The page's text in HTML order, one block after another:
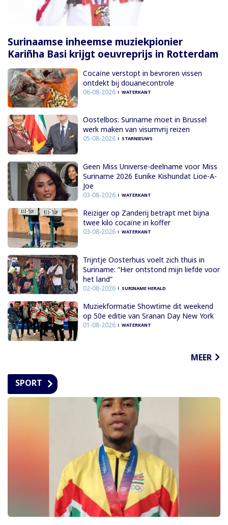
Surinaamse inheemse muziekpionier
Kariñha Basi krijgt oeuvreprijs in Rotterdam
Cocaïne verstopt in bevroren vissen
ontdekt bij douanecontrole
06-08-2026 WATERKANT
Oostelbos: Suriname moet in Brussel
werk maken van visumvrij reizen
05-08-2026 STARNIEUWS
Geen Miss Universe-deelname voor Miss
Suriname 2026 Eunike Kishundat Lioe-A-
Joe
03-08-2026 WATERKANT
Reiziger op Zanderij betrapt met bijna
twee kilo cocaïne in koffer
03-08-2026 WATERKANT
Trijntje Oosterhuis voelt zich thuis in
Suriname: “Hier ontstond mijn liefde voor
het land”
02-08-2026 SURINAME HERALD
Muziekformatie Showtime dit weekend
op 50e editie van Sranan Day New York
01-08-2026 WATERKANT
MEER
SPORT